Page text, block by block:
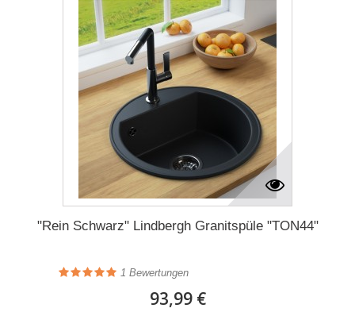
"Rein Schwarz" Lindbergh Granitspüle "TON44"
1 Bewertungen
93,99 €